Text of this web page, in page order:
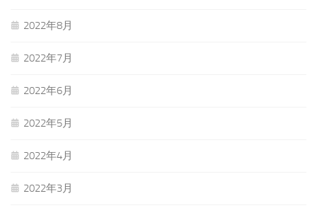
2022年8月
2022年7月
2022年6月
2022年5月
2022年4月
2022年3月